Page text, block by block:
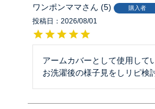
ワンポンママ 5 購入者
投稿日
2026/08/01
アームカバーとして使用して
お洗濯後の様子見をしリピ検